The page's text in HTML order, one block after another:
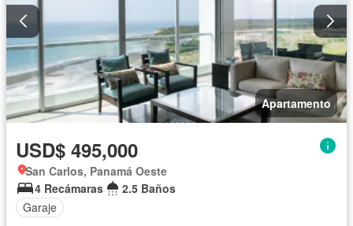
Apartamento
USD$ 495,000
San Carlos, Panamá Oeste
4 Recámaras
2.5 Baños
Garaje